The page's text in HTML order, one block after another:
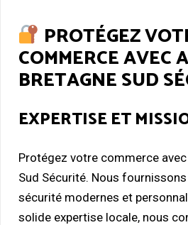
PROTÉGEZ
COMMERCE AVEC
BRETAGNE SUD
EXPERTISE ET
Protégez votre commerce
Sud Sécurité. Nous
sécurité modernes et
solide expertise locale, nous